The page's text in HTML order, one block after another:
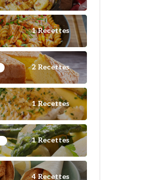
1 Recettes
2 Recettes
1 Recettes
1 Recettes
4 Recettes